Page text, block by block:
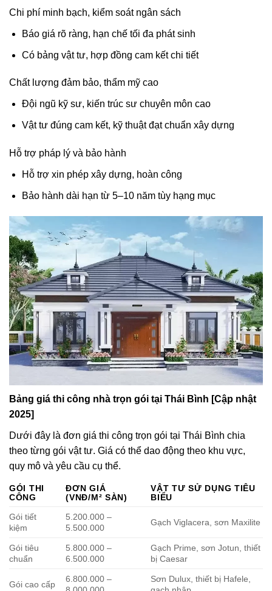
Chi phí minh bạch, kiểm soát ngân sách
Báo giá rõ ràng, hạn chế tối đa phát sinh
Có bảng vật tư, hợp đồng cam kết chi tiết
Chất lượng đảm bảo, thẩm mỹ cao
Đội ngũ kỹ sư, kiến trúc sư chuyên môn cao
Vật tư đúng cam kết, kỹ thuật đạt chuẩn xây dựng
Hỗ trợ pháp lý và bảo hành
Hỗ trợ xin phép xây dựng, hoàn công
Bảo hành dài hạn từ 5–10 năm tùy hạng mục
Bảng giá thi công nhà trọn gói tại Thái Bình [Cập nhật
2025]
Dưới đây là đơn giá thi công trọn gói tại Thái Bình chia
theo từng gói vật tư. Giá có thể dao động theo khu vực,
quy mô và yêu cầu cụ thể.
GÓI THI
CÔNG
ĐƠN GIÁ
(VNĐ/M² SÀN)
VẬT TƯ SỬ DỤNG TIÊU
BIỂU
Gói tiết
kiệm
5.200.000 –
5.500.000
Gạch Viglacera, sơn Maxilite
Gói tiêu
chuẩn
5.800.000 –
6.500.000
Gạch Prime, sơn Jotun, thiết
bị Caesar
Gói cao cấp
6.800.000 –
Sơn Dulux, thiết bị Hafele,